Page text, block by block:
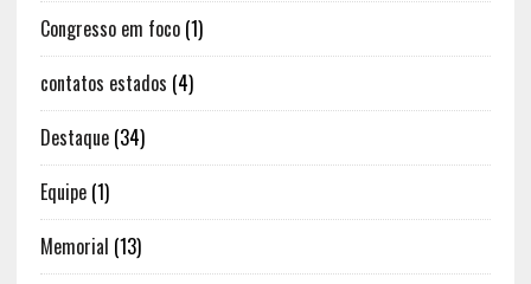
Congresso em foco(1)
contatos estados (4)
Destaque(34)
Equipe(1)
Memorial (13)